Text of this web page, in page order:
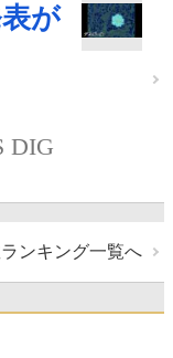
が
DIG
ンキング一覧へ